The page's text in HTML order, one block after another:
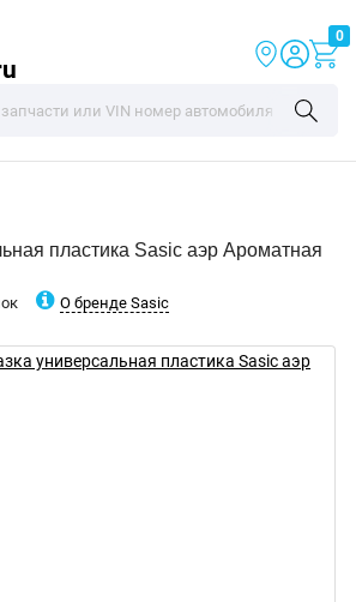
0
пластика Sasic аэр Ароматная
О бренде Sasic